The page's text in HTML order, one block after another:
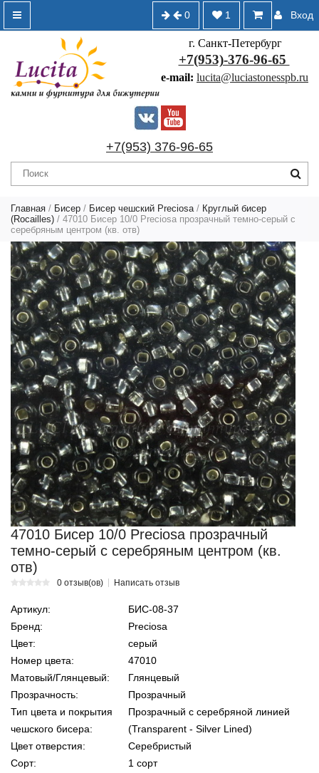
Вход
1
0
г. Санкт-Петербург
+7(953)-376-96-65
e-mail: lucita@luciastonesspb.ru
+7(953) 376-96-65
Главная / Бисер / Бисер чешский Preciosa / Круглый бисер
(Rocailles) / 47010 Бисер 10/0 Preciosa прозрачный темно-серый с
серебряным центром (кв. отв)
47010 Бисер 10/0 Preciosa прозрачный
темно-серый с серебряным центром (кв.
отв)
0 отзыв(ов) Написать отзыв
Артикул:
БИС-08-37
Бренд:
Preciosa
Цвет:
серый
Номер цвета:
47010
Матовый/Глянцевый:
Глянцевый
Прозрачность:
Прозрачный
Тип цвета и покрытия
чешского бисера:
Прозрачный с серебряной линией
(Transparent - Silver Lined)
Цвет отверстия:
Серебристый
Сорт:
1 сорт